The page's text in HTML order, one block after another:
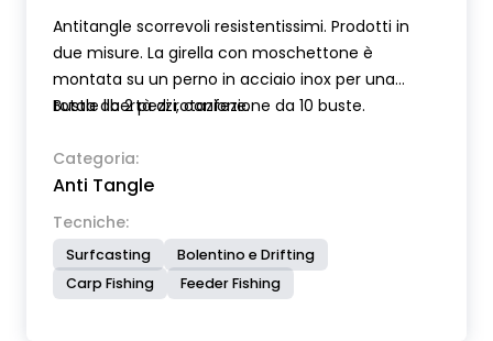
Antitangle scorrevoli resistentissimi. Prodotti in
due misure. La girella con moschettone è
montata su un perno in acciaio inox per una
totale libertà di rotazione.
Busta da 2 pezzi, confezione da 10 buste.
Categoria:
Anti Tangle
Tecniche:
Surfcasting
Bolentino e Drifting
Carp Fishing
Feeder Fishing